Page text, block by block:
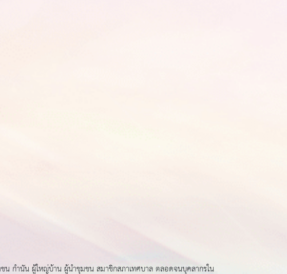
น กำนัน ผู้ใหญ่บ้าน ผู้นำชุมชน สมาชิกสภาเทศบาล ตลอดจนบุคลากรใน